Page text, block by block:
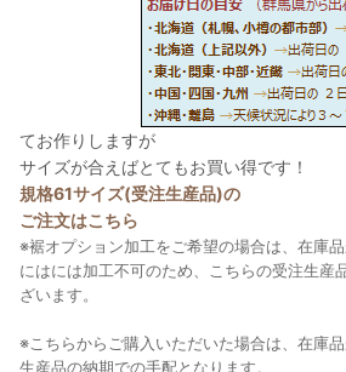
てお作りしますが
サイズが合えばとてもお買い得です！
規格61サイズ(受注生産品)の
ご注文はこちら
※裾オプション加工をご希望の場合は、在庫
にはには加工不可のため、こちらの受注生産
ざいます。
※こちらからご購入いただいた場合は、在庫
生産品の納期での手配となります。